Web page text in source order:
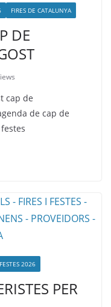
FIRES DE CATALUNYA
DE
cap de
de cap de
2026
PER